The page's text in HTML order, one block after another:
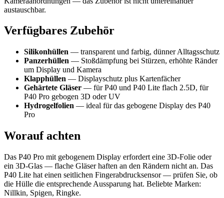
austauschbar.
Verfügbares Zubehör
Silikonhüllen — transparent und farbig, dünner Alltagsschutz
Panzerhüllen — Stoßdämpfung bei Stürzen, erhöhte Ränder
um Display und Kamera
Klapphüllen — Displayschutz plus Kartenfächer
Gehärtete Gläser — für P40 und P40 Lite flach 2.5D, für
P40 Pro gebogen 3D oder UV
Hydrogelfolien — ideal für das gebogene Display des P40
Pro
Worauf achten
Das P40 Pro mit gebogenem Display erfordert eine 3D-Folie oder
ein 3D-Glas — flache Gläser haften an den Rändern nicht an. Das
P40 Lite hat einen seitlichen Fingerabdrucksensor — prüfen Sie, ob
die Hülle die entsprechende Aussparung hat. Beliebte Marken:
Nillkin, Spigen, Ringke.